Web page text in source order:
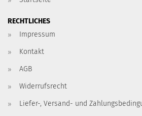
RECHTLICHES
Impressum
Kontakt
AGB
Widerrufsrecht
Liefer-, Versand- und